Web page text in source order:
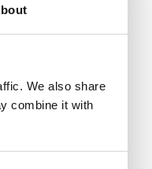
We also share
combine it with